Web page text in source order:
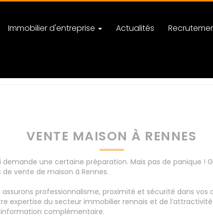
Immobilier d'entreprise Actualités
VENTE MAISON À RENNES
une certaine préparation. Mais pas de panique
vente de maison à Rennes.
professionnalisme, proximité et sécurité dans
expertise du secteur immobilier rennais et de
complémentaire.